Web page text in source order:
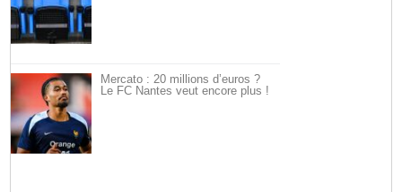
Mercato : 20 millions d’euros ?
Le FC Nantes veut encore plus !